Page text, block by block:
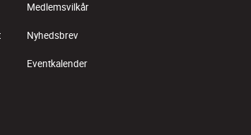
Medlemsvilkår
Nyhedsbrev
Eventkalender